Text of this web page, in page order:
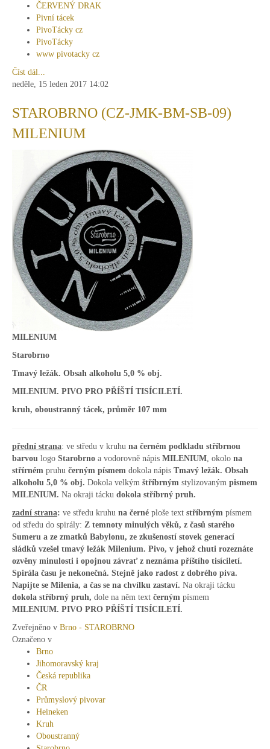
ČERVENÝ DRAK
Pivní tácek
PivoTácky cz
PivoTácky
www pivotacky cz
Číst dál...
neděle, 15 leden 2017 14:02
STAROBRNO (CZ-JMK-BM-SB-09)
MILENIUM
MILENIUM
Starobrno
Tmavý ležák. Obsah alkoholu 5,0 % obj.
MILENIUM. PIVO PRO PŘÍŠTÍ TISÍCILETÍ.
kruh, oboustranný tácek, průměr 107 mm
přední strana: ve středu v kruhu na černém podkladu stříbrnou
barvou logo Starobrno a vodorovně nápis MILENIUM , okolo na
střírném pruhu černým písmem dokola nápis Tmavý ležák. Obsah
alkoholu 5,0 % obj. Dokola velkým štříbrným stylizovaným pismem
MILENIUM. Na okraji tácku dokola stříbrný pruh.
zadní strana: ve středu kruhu na černé ploše text stříbrným písmem
od středu do spirály: Z temnoty minulých věků, z časů starého
Sumeru a ze zmatků Babylonu, ze zkušeností stovek generací
sládků vzešel tmavý ležák Milenium. Pivo, v jehož chuti rozeznáte
ozvěny minulosti i opojnou závrať z neznáma příštího tisíciletí.
Spirála času je nekonečná. Stejně jako radost z dobrého piva.
Napijte se Milenia, a čas se na chvílku zastaví. Na okraji tácku
dokola stříbrný pruh, dole na něm text černým písmem
MILENIUM. PIVO PRO PŘÍŠTÍ TISÍCILETÍ.
Zveřejněno v Brno - STAROBRNO
Označeno v
Brno
Jihomoravský kraj
Česká republika
ČR
Průmyslový pivovar
Heineken
Kruh
Oboustranný